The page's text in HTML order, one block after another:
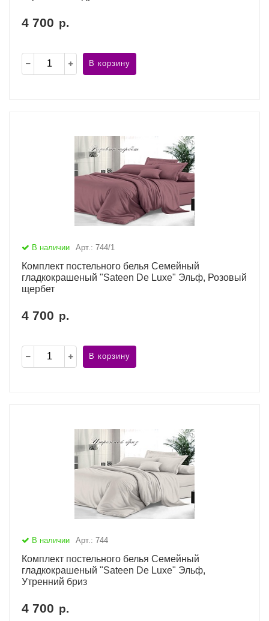
4 700 р.
В корзину
В наличии Арт.: 744/1
Комплект постельного белья Семейный
гладкокрашеный "Sateen De Luxe" Эльф, Розовый
щербет
4 700 р.
В корзину
В наличии Арт.: 744
Комплект постельного белья Семейный
гладкокрашеный "Sateen De Luxe" Эльф,
Утренний бриз
4 700 р.